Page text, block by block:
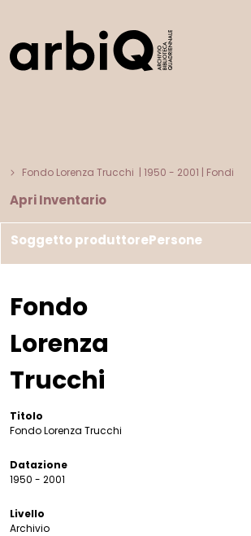
Fondo Lorenza Trucchi | 1950 - 2001 | Fondi
Apri Inventario
Soggetto produttorePersone
Fondo
Lorenza
Trucchi
Titolo
Fondo Lorenza Trucchi
Datazione
1950 - 2001
Livello
Archivio